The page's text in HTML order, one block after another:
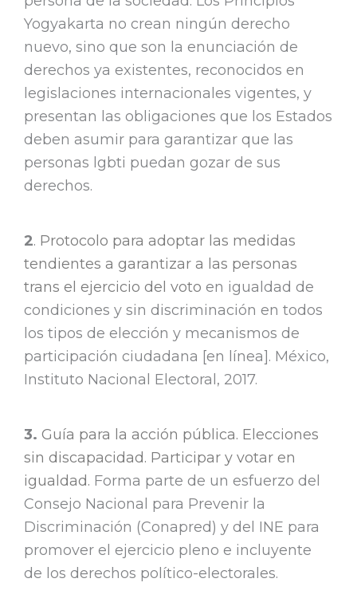
Yogyakarta no crean ningún derecho
nuevo, sino que son la enunciación de
derechos ya existentes, reconocidos en
legislaciones internacionales vigentes, y
presentan las obligaciones que los Estados
deben asumir para garantizar que las
personas lgbti puedan gozar de sus
derechos.
2. Protocolo para adoptar las medidas
tendientes a garantizar a las personas
trans el ejercicio del voto en igualdad de
condiciones y sin discriminación en todos
los tipos de elección y mecanismos de
participación ciudadana [en línea]. México,
Instituto Nacional Electoral, 2017.
3. Guía para la acción pública. Elecciones
sin discapacidad. Participar y votar en
igualdad. Forma parte de un esfuerzo del
Consejo Nacional para Prevenir la
Discriminación (Conapred) y del INE para
promover el ejercicio pleno e incluyente
de los derechos político-electorales.